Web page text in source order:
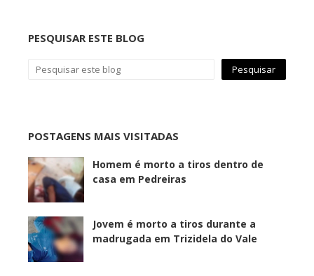
PESQUISAR ESTE BLOG
POSTAGENS MAIS VISITADAS
Homem é morto a tiros dentro de
casa em Pedreiras
Jovem é morto a tiros durante a
madrugada em Trizidela do Vale